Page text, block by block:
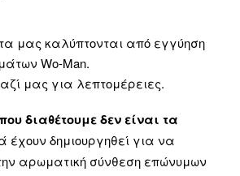
μας καλύπτονται από εγγύηση
Wo-Man.
μας για λεπτομέρειες.
διαθέτουμε δεν είναι τα
έχουν δημιουργηθεί για να
αρωματική σύνθεση επώνυμων